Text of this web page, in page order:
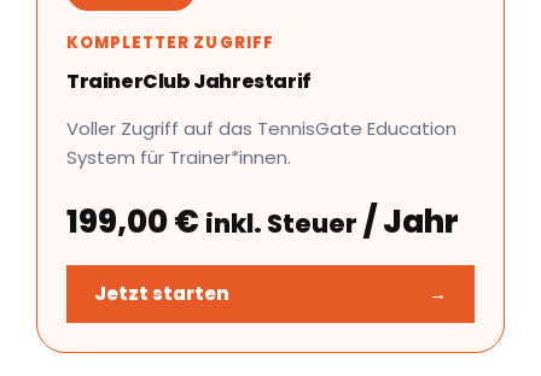
KOMPLETTER ZUGRIFF
TrainerClub Jahrestarif
Voller Zugriff auf das TennisGate Education
System für Trainer*innen.
199,00€ inkl. Steuer / Jahr
Jetzt starten →